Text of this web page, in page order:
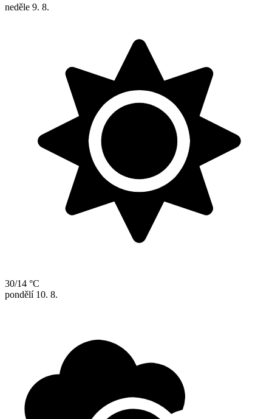
neděle 9. 8.
30/14 °C
pondělí 10. 8.